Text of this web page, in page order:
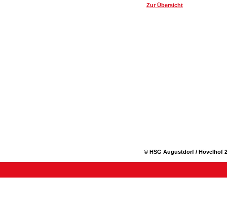
Zur Übersicht
© HSG Augustdorf / Hövelhof